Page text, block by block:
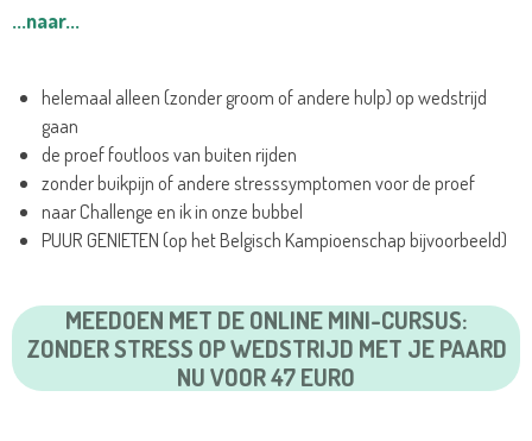
...naar...
helemaal alleen (zonder groom of andere hulp) op wedstrijd
gaan
de proef foutloos van buiten rijden
zonder buikpijn of andere stresssymptomen voor de proef
naar Challenge en ik in onze bubbel
PUUR GENIETEN (op het Belgisch Kampioenschap bijvoorbeeld)
MEEDOEN MET DE ONLINE MINI-CURSUS:
ZONDER STRESS OP WEDSTRIJD MET JE PAARD
NU VOOR 47 EURO